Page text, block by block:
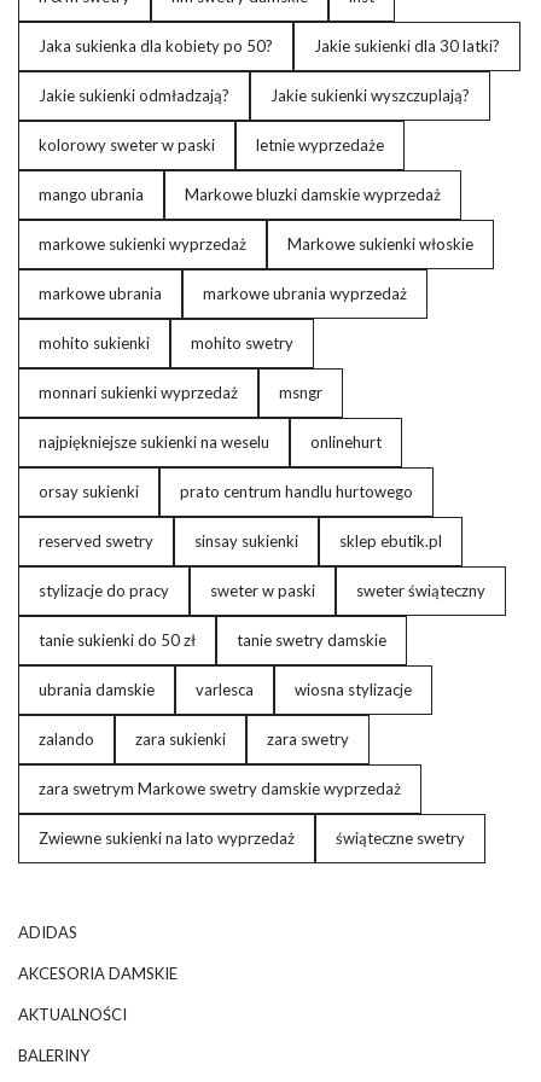
Jaka sukienka dla kobiety po 50? Jakie sukienki dla 30 latki?
Jakie sukienki odmładzają? Jakie sukienki wyszczuplają?
kolorowy sweter w paski letnie wyprzedaże
mango ubrania Markowe bluzki damskie wyprzedaż
markowe sukienki wyprzedaż Markowe sukienki włoskie
markowe ubrania markowe ubrania wyprzedaż
mohito sukienki mohito swetry
monnari sukienki wyprzedaż msngr
najpiękniejsze sukienki na weselu onlinehurt
orsay sukienki prato centrum handlu hurtowego
reserved swetry sinsay sukienki sklep ebutik.pl
stylizacje do pracy sweter w paski sweter świąteczny
tanie sukienki do 50 zł tanie swetry damskie
ubrania damskie varlesca wiosna stylizacje
zalando zara sukienki zara swetry
zara swetrym Markowe swetry damskie wyprzedaż
Zwiewne sukienki na lato wyprzedaż świąteczne swetry
ADIDAS
AKCESORIA DAMSKIE
AKTUALNOŚCI
BALERINY